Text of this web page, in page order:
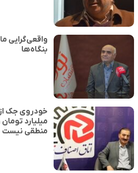
واقعی‌گرایی
بنگاه‌ها
میلیارد
منطقی نیست